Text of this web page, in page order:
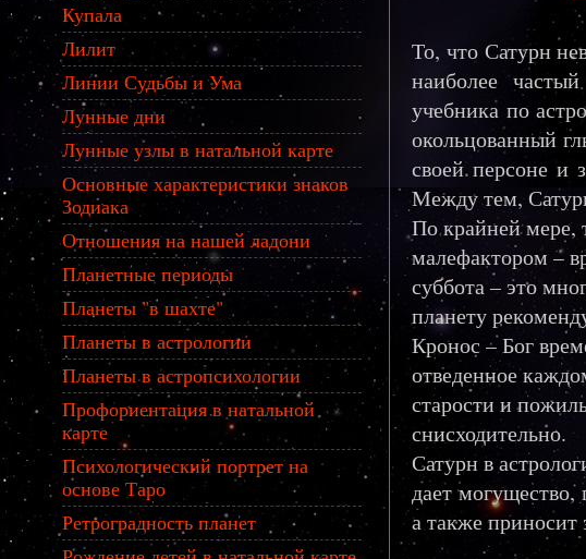
То, что Сатурн
наиболее
учебника по
окольцованный
своей персоне и
Между тем,
По крайней мере,
малефактором –
суббота – это
планету
Кронос – Бог
отведенное
старости и
снисходительно.
Сатурн в
дает могущество,
а также приносит
Купала
Лилит
Линии Судьбы и Ума
Лунные дни
Лунные узлы в натальной карте
Основные характеристики знаков
Зодиака
Отношения на нашей ладони
Планетные периоды
Планеты "в шахте"
Планеты в астрологии
Планеты в астропсихологии
Профориентация в натальной
карте
Психологический портрет на
основе Таро
Ретроградность планет